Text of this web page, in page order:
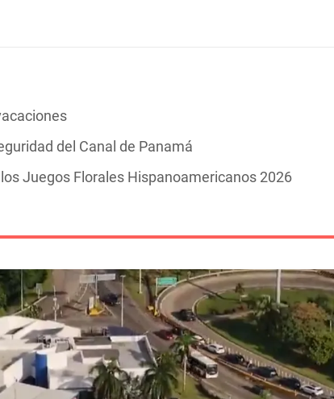
del Canal de Panamá
Juegos Florales Hispanoamericanos 2026